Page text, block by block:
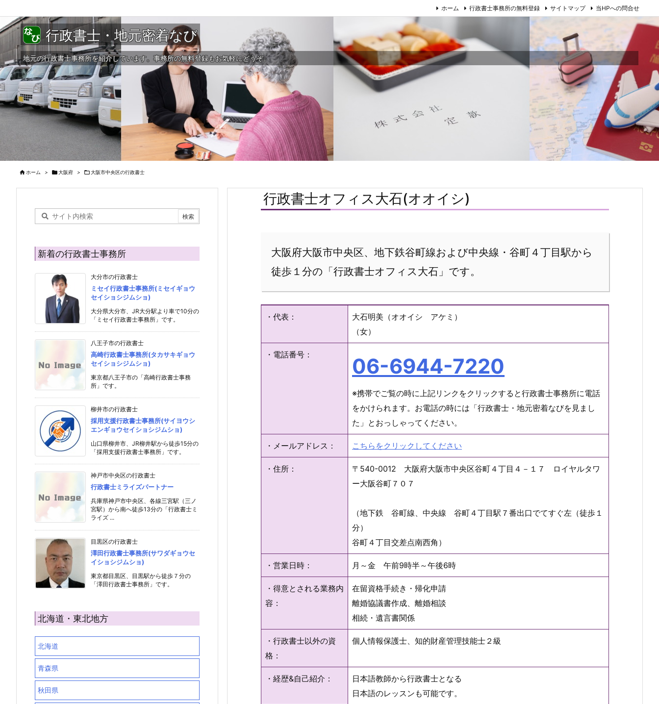
ホーム 行政書士事務所の無料登録 サイトマップ 当HPへの問合せ
行政書士・地元密着なび
地元の行政書士事務所を紹介しています。事務所の無料登録もお気軽にどうぞ。
 ホーム > 大阪府 > 大阪市中央区の行政書士
行政書士オフィス大石(オオイシ)
大阪府大阪市中央区、地下鉄谷町線および中央線・谷町４丁目駅から
徒歩１分の「行政書士オフィス大石」です。
・代表：
大石明美（オオイシ アケミ）
（女）
・電話番号： 06-6944-7220
※携帯でご覧の時に上記リンクをクリックすると行政書士事務所に電話
をかけられます。お電話の時には「行政書士・地元密着なびを見まし
た」とおっしゃってください。
・メールアドレス： こちらをクリックしてください
・住所：
〒540-0012 大阪府大阪市中央区谷町４丁目４－１７ ロイヤルタワ
ー大阪谷町７０７
（地下鉄 谷町線、中央線 谷町４丁目駅７番出口でてすぐ左（徒歩１
分）
谷町４丁目交差点南西角）
・営業日時： 月～金 午前9時半～午後6時
・得意とされる業務内
容：
在留資格手続き・帰化申請
離婚協議書作成、離婚相談
相続・遺言書関係
・行政書士以外の資
格：
個人情報保護士、知的財産管理技能士２級
・経歴&自己紹介：
日本語教師から行政書士となる
日本語のレッスンも可能です。
新着の行政書士事務所
大分市の行政書士
ミセイ行政書士事務所(ミセイギョウ
セイショシジムショ)
大分県大分市、JR大分駅より車で10分の
「ミセイ行政書士事務所」です。
八王子市の行政書士
高崎行政書士事務所(タカサキギョウ
セイショシジムショ)
東京都八王子市の「高崎行政書士事務
所」です。
柳井市の行政書士
採用支援行政書士事務所(サイヨウシ
エンギョウセイショシジムショ)
山口県柳井市、JR柳井駅から徒歩15分の
「採用支援行政書士事務所」です。
神戸市中央区の行政書士
行政書士ミライズパートナー
兵庫県神戸市中央区、各線三宮駅（三ノ
宮駅）から南へ徒歩13分の「行政書士ミ
ライズ ...
目黒区の行政書士
澤田行政書士事務所(サワダギョウセ
イショシジムショ)
東京都目黒区、目黒駅から徒歩７分の
「澤田行政書士事務所」です。
北海道・東北地方
北海道
青森県
秋田県